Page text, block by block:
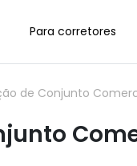
Para corretores
de Conjunto